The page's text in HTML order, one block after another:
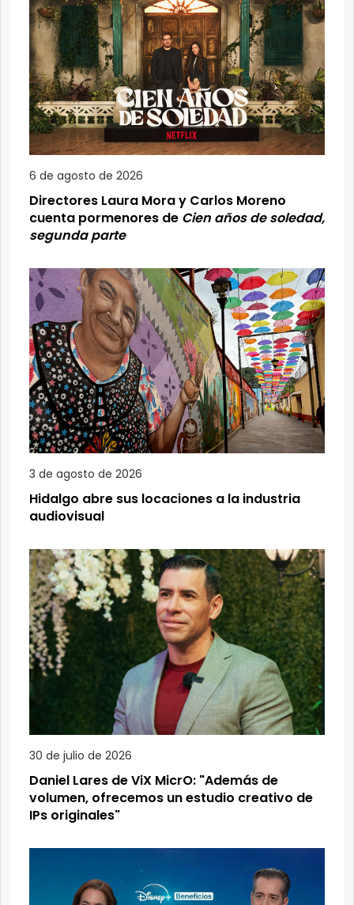
6 de agosto de 2026
Directores Laura Mora y Carlos Moreno
cuenta pormenores de Cien años de soledad,
segunda parte
3 de agosto de 2026
Hidalgo abre sus locaciones a la industria
audiovisual
30 de julio de 2026
Daniel Lares de ViX MicrO: "Además de
volumen, ofrecemos un estudio creativo de
IPs originales"